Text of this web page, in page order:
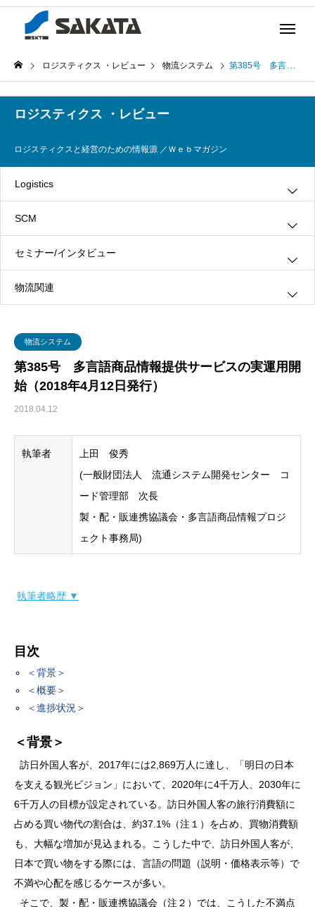
ロジスティクス ・レビュー 物流システム 第385号 多言語商品情報提供サービスの実運用開始（2018年4月12日発行）
物流システム
第385号 多言語商品情報提供サービスの実運用開
始（2018年4月12日発行）
2018.04.12
執筆者
上田 俊秀
(一般財団法人 流通システム開発センター コ
ード管理部 次長
製・配・販連携協議会・多言語商品情報プロジ
ェクト事務局)
執筆者略歴 ▼
目次
＜背景＞
＜概要＞
＜進捗状況＞
＜背景＞
訪日外国人客が、2017年には2,869万人に達し、「明日の日本
を支える観光ビジョン」において、2020年に4千万人、2030年に
6千万人の目標が設定されている。訪日外国人客の旅行消費額に
占める買い物代の割合は、約37.1%（注１）を占め、買物消費額
も、大幅な増加が見込まれる。こうした中で、訪日外国人客が、
日本で買い物をする際には、言語の問題（説明・価格表示等）で
不満や心配を感じるケースが多い。
そこで、製・配・販連携協議会（注２）では、こうした不満点
ロジスティクス ・レビュー
ロジスティクスと経営のための情報源 ／Ｗｅｂマガジン
Logistics
グリーン・ロジスティクス
３ＰＬ
ロジスティクス
SCM
情報システム
生産管理
セミナー/インタビュー
インタビュー
物流関連
物流品質
輸配送